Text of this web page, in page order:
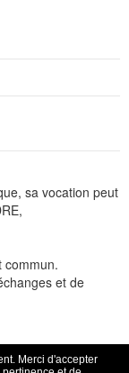
sa vocation peut
commun.
et de
Merci d'accepter